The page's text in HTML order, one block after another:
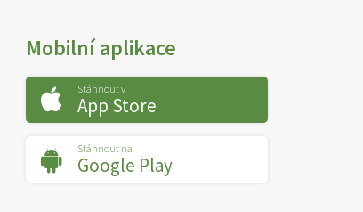
Mobilní aplikace
Stáhnout v
App Store
Stáhnout na
Google Play